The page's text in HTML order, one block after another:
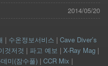
2014/05/20
| 수온정보서비스 | Cave Diver’s
것저것 | 파고 예보 | X-Ray Mag|
미(잠수풀)| CCR Mix |